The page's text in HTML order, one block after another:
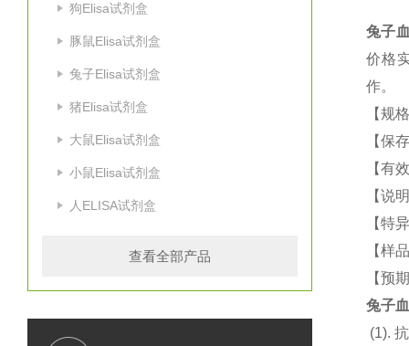
狗Elisa试剂盒
豚鼠Elisa试剂盒
兔子Elisa试剂盒
猪Elisa试剂盒
大鼠Elisa试剂盒
小鼠Elisa试剂盒
人ELISA试剂盒
查看全部产品
兔子
价格
作
【规
【保
【有
【说
【特
【样
【预
兔子
(1).